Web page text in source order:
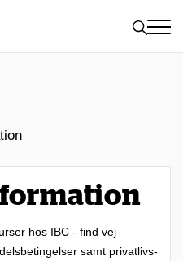
Toggle
hos IBC - find vej
samt privatlivs-